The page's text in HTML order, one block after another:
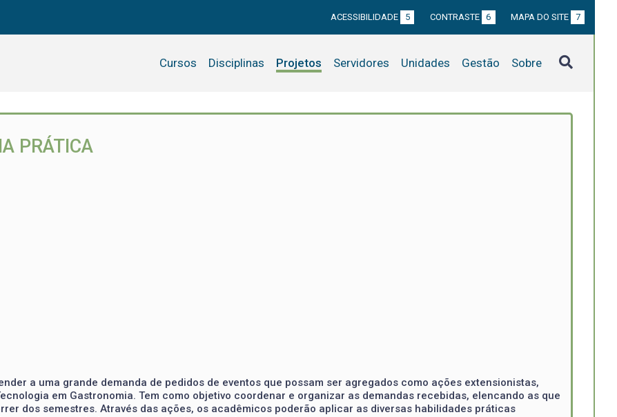
ACESSIBILIDADE 5 CONTRASTE 6 MAPA DO SITE 7
Cursos Disciplinas Projetos Servidores Unidades Gestão Sobre
PRÁTICA
a uma grande demanda de pedidos de eventos que possam ser agregados como ações extensionistas,
em Gastronomia. Tem como objetivo coordenar e organizar as demandas recebidas, elencando as que
dos semestres. Através das ações, os acadêmicos poderão aplicar as diversas habilidades práticas